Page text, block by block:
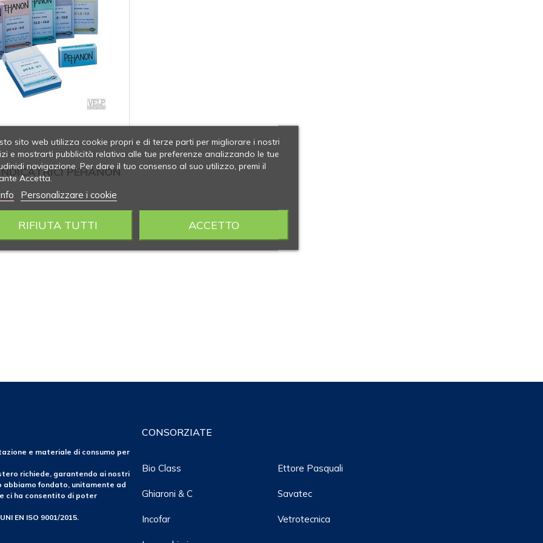
PEHANON
e materiale di consumo per
richiede, garantendo ai nostri
fondato, unitamente ad
ci ha consentito di poter
EN ISO 9001/2015.
CONSORZIATE
Bio Class
Ghiaroni & C
Incofar
Ettore Pasquali
Savatec
Vetrotecnica
sito web utilizza cookie propri e di terze parti per migliorare i nostri
e mostrarti pubblicità relativa alle tue preferenze analizzando le tue
navigazione. Per dare il tuo consenso al suo utilizzo, premi il
Accetta.
Personalizzare i cookie
RIFIUTA TUTTI ACCETTO